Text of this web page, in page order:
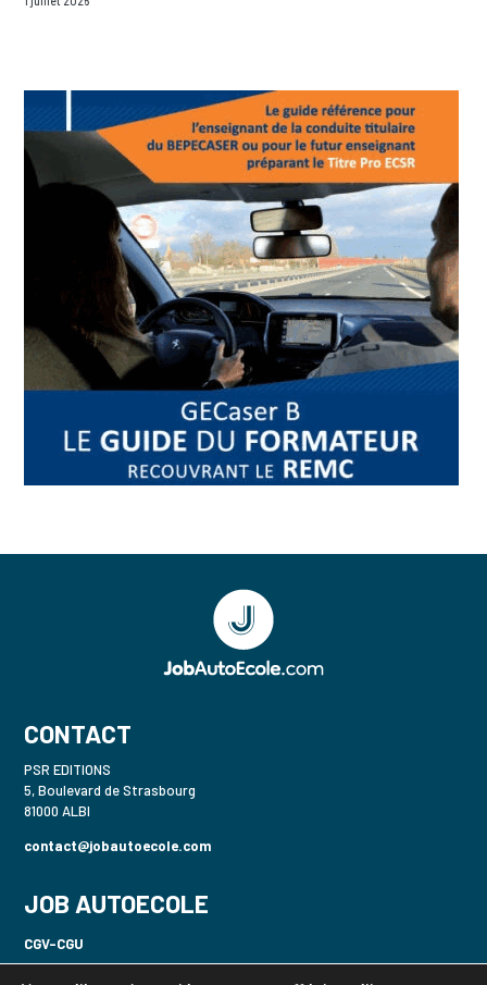
CONTACT
PSR EDITIONS
5, Boulevard de Strasbourg
81000 ALBI
contact@jobautoecole.com
JOB AUTOECOLE
CGV-CGU